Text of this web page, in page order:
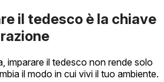
il tedesco è la chiave
imparare il tedesco non rende solo
il modo in cui vivi il tuo ambiente.